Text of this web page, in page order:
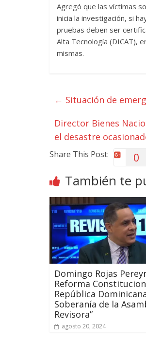
Agregó que las víctimas
inicia la investigación, si
pruebas deben ser
Alta Tecnología (DICAT),
mismas.
← Situación de
Director Bienes
el desastre
Share This Post: 0
También te
Domingo Rojas
Reforma
República
Soberanía de la
Revisora”
agosto 20, 2024